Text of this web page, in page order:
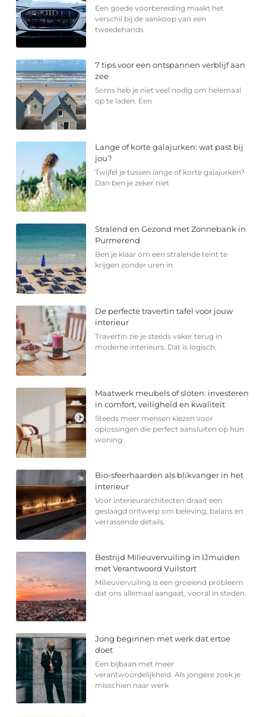
Een goede voorbereiding maakt het
verschil bij de aankoop van een
tweedehands
7 tips voor een ontspannen verblijf aan
zee
Soms heb je niet veel nodig om helemaal
op te laden. Een
Lange of korte galajurken: wat past bij
jou?
Twijfel je tussen lange of korte galajurken?
Dan ben je zeker niet
Stralend en Gezond met Zonnebank in
Purmerend
Ben je klaar om een stralende teint te
krijgen zonder uren in
De perfecte travertin tafel voor jouw
interieur
Travertin zie je steeds vaker terug in
moderne interieurs. Dat is logisch,
Maatwerk meubels of sloten: investeren
in comfort, veiligheid en kwaliteit
Steeds meer mensen kiezen voor
oplossingen die perfect aansluiten op hun
woning
Bio-sfeerhaarden als blikvanger in het
interieur
Voor interieurarchitecten draait een
geslaagd ontwerp om beleving, balans en
verrassende details.
Bestrijd Milieuvervuiling in IJmuiden
met Verantwoord Vuilstort
Milieuvervuiling is een groeiend probleem
dat ons allemaal aangaat, vooral in steden
Jong beginnen met werk dat ertoe
doet
Een bijbaan met meer
verantwoordelijkheid Als jongere zoek je
misschien naar werk